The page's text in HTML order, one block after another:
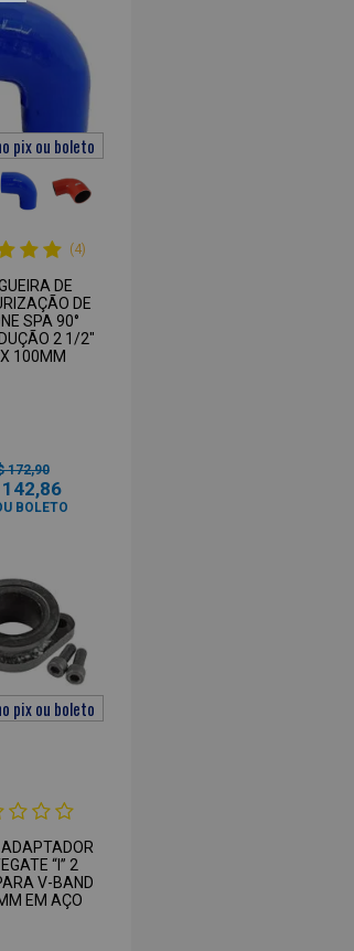
(4)
DE
DE
SPA 90°
2 1/2"
100MM
172,90
142,86
BOLETO
ADAPTADOR
“I” 2
V-BAND
EM AÇO